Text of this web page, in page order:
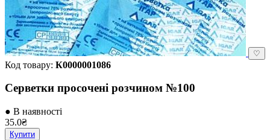
♡
Код товару: К0000001086
Серветки просочені розчином №100
● В наявності
35.0₴
Купити